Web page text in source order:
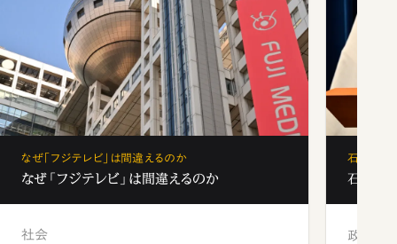
なぜ「フジテレビ」は間違えるのか
なぜ「フジテレビ」は間違えるのか
社会
石破茂、
石破茂
政治